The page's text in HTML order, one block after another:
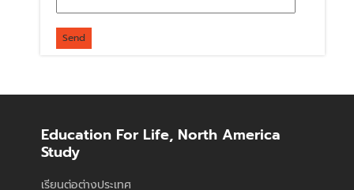
Education For Life, North America
Study
เรียนต่อต่างประเทศ